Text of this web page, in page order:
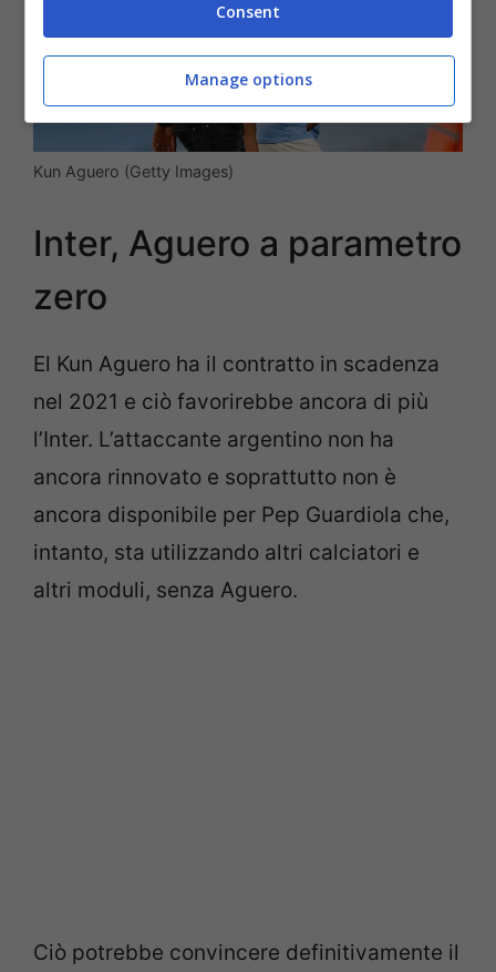
Kun Aguero (Getty Images)
Inter, Aguero a parametro
zero
El Kun Aguero ha il contratto in scadenza
nel 2021 e ciò favorirebbe ancora di più
l’Inter. L’attaccante argentino non ha
ancora rinnovato e soprattutto non è
ancora disponibile per Pep Guardiola che,
intanto, sta utilizzando altri calciatori e
altri moduli, senza Aguero.
Ciò potrebbe convincere definitivamente il
Consent
Manage options